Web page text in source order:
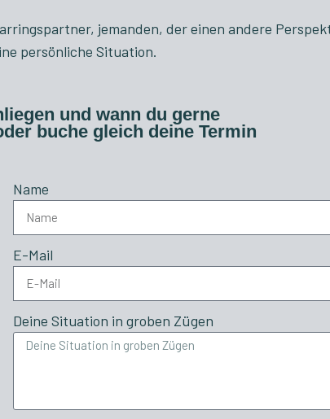
jemanden, der einen andere
persönliche Situation.
und wann du gerne
buche gleich deine Termin
Name
E-Mail
Deine Situation in groben Zügen